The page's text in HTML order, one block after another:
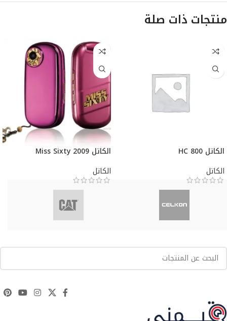
منتجات ذات صلة
الكاتل HC 800
الكاتل
الكاتل Miss Sixty 2009
الكاتل